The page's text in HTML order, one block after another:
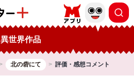
異世界作品
北の砦にて 評価・感想コメント